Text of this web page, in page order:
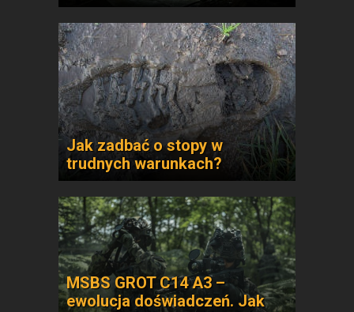
Jak zadbać o stopy w
trudnych warunkach?
MSBS GROT C14 A3 –
ewolucja doświadczeń. Jak